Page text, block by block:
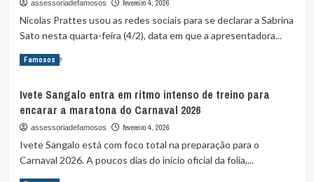
“História
linda”
sobre
afastamento
Virginia
“É
uma
amizade
madura”
assessoriadefamosos fevereiro 4, 2026
Nicolas Prattes usou as redes sociais para se declarar a Sabrina
Sato nesta quarta-feira (4/2), data em que a apresentadora...
Read MoreRead
Nicolas
Prattes
faz
romântica
para
Famosos
Ivete Sangalo entra em ritmo intenso de treino para
encarar a maratona do Carnaval 2026
assessoriadefamosos fevereiro 4, 2026
Ivete Sangalo está com foco total na preparação para o
Carnaval 2026. A poucos dias do início oficial da folia,...